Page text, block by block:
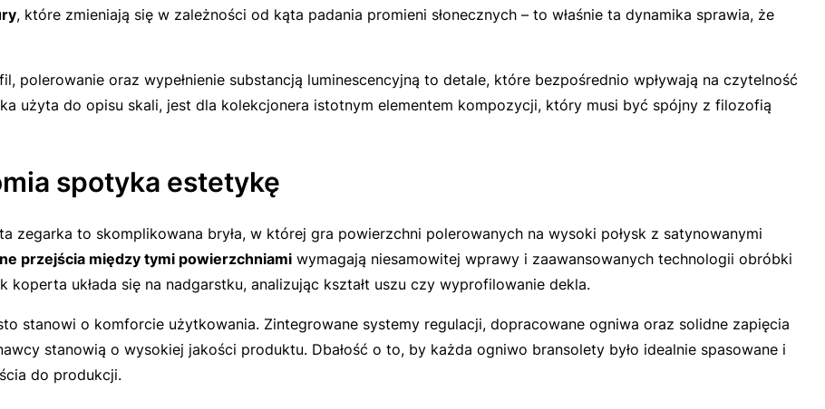
, które zmieniają się w zależności od kąta padania promieni słonecznych – to właśnie ta dynamika sprawia, że
polerowanie oraz wypełnienie substancją luminescencyjną to detale, które bezpośrednio wpływają na czytelność
użyta do opisu skali, jest dla kolekcjonera istotnym elementem kompozycji, który musi być spójny z filozofią
spotyka estetykę
zegarka to skomplikowana bryła, w której gra powierzchni polerowanych na wysoki połysk z satynowanymi
przejścia między tymi powierzchniami wymagają niesamowitej wprawy i zaawansowanych technologii obróbki
układa się na nadgarstku, analizując kształt uszu czy wyprofilowanie dekla.
stanowi o komforcie użytkowania. Zintegrowane systemy regulacji, dopracowane ogniwa oraz solidne zapięcia
stanowią o wysokiej jakości produktu. Dbałość o to, by każda ogniwo bransolety było idealnie spasowane i
do produkcji.